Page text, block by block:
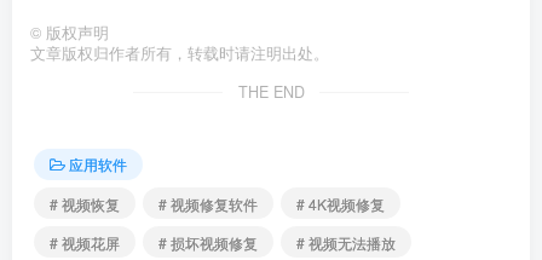
© 版权声明
文章版权归作者所有，转载时请注明出处。
THE END
应用软件
# 视频恢复
# 视频修复软件
# 4K视频修复
# 视频花屏
# 损坏视频修复
# 视频无法播放